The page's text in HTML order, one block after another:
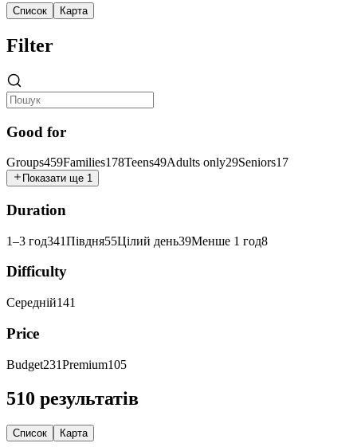
Список Карта
Filter
Good for
Groups459Families178Teens49Adults only29Seniors17
Показати ще 1
Duration
1–3 год341Півдня55Цілий день39Менше 1 год8
Difficulty
Середній141
Price
Budget231Premium105
510 результатів
Список Карта